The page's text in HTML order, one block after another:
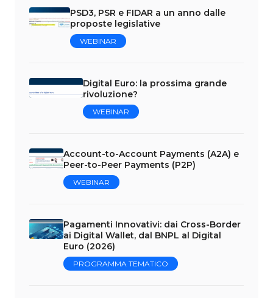
PSD3, PSR e FIDAR a un anno dalle
proposte legislative
WEBINAR
Digital Euro: la prossima grande
rivoluzione?
WEBINAR
Account-to-Account Payments (A2A) e
Peer-to-Peer Payments (P2P)
WEBINAR
Pagamenti Innovativi: dai Cross-Border
ai Digital Wallet, dal BNPL al Digital
Euro (2026)
PROGRAMMA TEMATICO